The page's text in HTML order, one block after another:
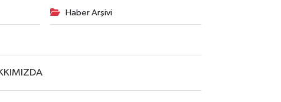
Haber Arşivi